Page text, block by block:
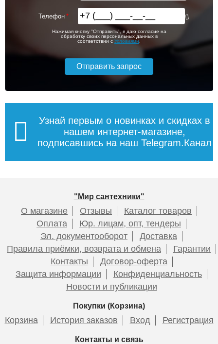
Телефон
Нажимая кнопку "Отправить", я даю согласие на
обработку своих персональных данных в
соответствии с Условиями
Узнай первым о новинках и скидках в
нашем интернет-магазине,
подписавшись на наш Telegram.Канал
"Мир сантехники"
О магазине Отзывы
Каталог товаров
Оплата
Юр. лицам, опт, тендеры
Эл. документооборот
Доставка
Правила приёмки, возврата и обмена
Гарантии
Контакты
Договор-оферта
Защита информации
Конфиденциальность
Новости и публикации
Покупки (Корзина)
Корзина История заказов Вход Регистрация
Контакты и связь